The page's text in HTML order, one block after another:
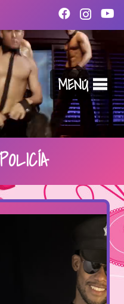
MENÚ